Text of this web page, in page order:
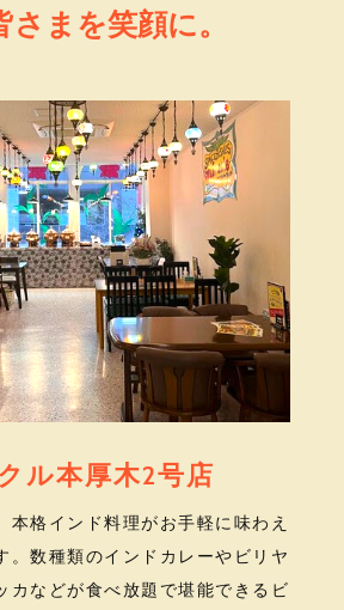
さまを笑顔に。
ル本厚木2号店
本格インド料理がお手軽に味わえ
。数種類のインドカレーやビリヤ
カなどが食べ放題で堪能できるビ